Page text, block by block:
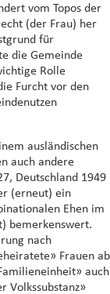
vom Topos der
(der Frau) her
für
die Gemeinde
Rolle
Furcht vor den
ausländischen
auch andere
Deutschland 1949
(erneut) ein
Ehen im
bemerkenswert.
nach
Frauen ab
auch
Volkssubstanz»